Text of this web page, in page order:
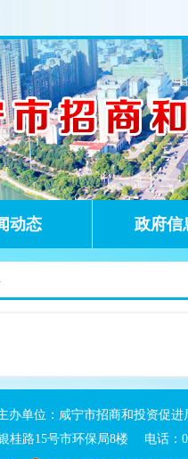
动态 政府信
办单位：咸宁市招商和投资促进
桂路15号市环保局8楼 电话：